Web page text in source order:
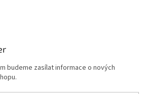
budeme zasílat informace o nových